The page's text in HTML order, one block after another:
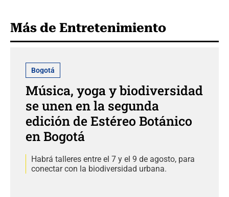
Más de Entretenimiento
Bogotá
Música, yoga y biodiversidad
se unen en la segunda
edición de Estéreo Botánico
en Bogotá
Habrá talleres entre el 7 y el 9 de agosto, para
conectar con la biodiversidad urbana.